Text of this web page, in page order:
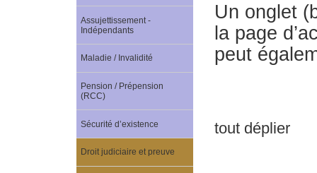
Un onglet
la page
peut
tout déplier
Assujettissement -
Indépendants
Maladie / Invalidité
Pension / Prépension
(RCC)
Sécurité d’existence
Droit judiciaire et preuve